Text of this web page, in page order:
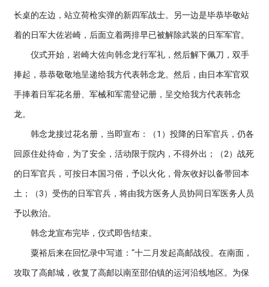
长桌的左边，站立荷枪实弹的新四军战士。另一边是毕恭毕敬站
着的日军大佐岩崎，后面立着两排早已被解除武装的日军军官。
仪式开始，岩崎大佐向韩念龙行军礼，然后解下佩刀，双手
捧起，恭恭敬敬地呈递给我方代表韩念龙。然后，由日本军官双
手捧着日军花名册、军械和军需登记册，呈交给我方代表韩念
龙。
韩念龙接过花名册，当即宣布：（1）投降的日军官兵，仍各
回原住处待命，为了安全，活动限于院内，不得外出；（2）战死
的日军官兵，可按日本国习俗，予以火化，骨灰收好以备带回本
土；（3）受伤的日军官兵，将由我方医务人员协同日军医务人员
予以救治。
韩念龙宣布完毕，仪式即告结束。
粟裕后来在回忆录中写道：“十二月发起高邮战役。在南面，
攻取了高邮城，收复了高邮以南至邵伯镇的运河沿线地区。为保